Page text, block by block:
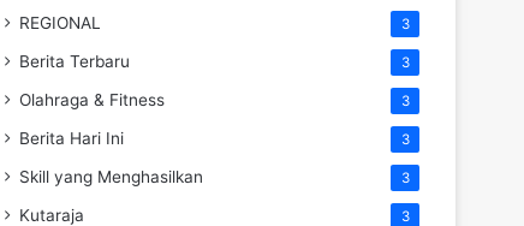
REGIONAL 3
Berita Terbaru 3
Olahraga & Fitness 3
Berita Hari Ini 3
Skill yang Menghasilkan 3
Kutaraja 3